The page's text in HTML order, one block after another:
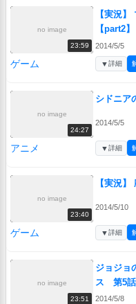
no image
23:59
【実況】 マリオ
【part2】
2014/5/5
ゲーム ▼詳細
no image
24:27
シドニア
2014/5/5
アニメ ▼詳細
no image
23:40
【実況
2014/5/10
ゲーム ▼詳細
no image
23:51
ジョジョ
ス 第5話
2014/5/8